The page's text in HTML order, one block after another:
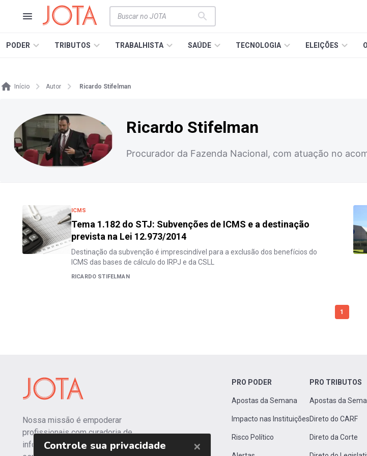
PODER TRIBUTOS TRABALHISTA SAÚDE TECNOLOGIA ELEIÇÕES
Início Autor Ricardo Stifelman
Ricardo Stifelman
Procurador da Fazenda Nacional, com atuação no
ICMS
Tema 1.182 do STJ: Subvenções de ICMS e a destinação
prevista na Lei 12.973/2014
Destinação da subvenção é imprescindível para a exclusão dos benefícios do
ICMS das bases de cálculo do IRPJ e da CSLL
RICARDO STIFELMAN
1
Nossa missão é empoderar
profissionais com curadoria de
informações independentes e
PRO PODER
Apostas da Semana
Impacto nas Instituições
Risco Político
PRO TRIBUTOS
Apostas da
Direto do CARF
Direto da Corte